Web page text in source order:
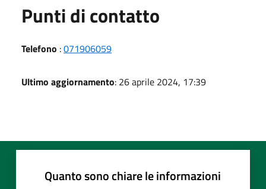
Punti di contatto
Telefono :071906059
Ultimo aggiornamento: 26 aprile 2024, 17:39
Quanto sono chiare le informazioni